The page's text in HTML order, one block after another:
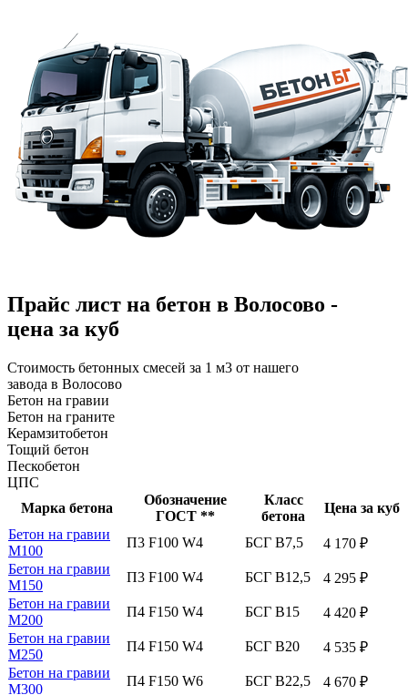
Прайс лист на бетон в Волосово -
цена за куб
Стоимость бетонных смесей за 1 м3 от нашего
завода в Волосово
Бетон на гравии
Бетон на граните
Керамзитобетон
Тощий бетон
Пескобетон
ЦПС
Марка бетона
Обозначение
ГОСТ **
Класс
бетона
Цена за куб
Бетон на гравии
М100
П3 F100 W4 БСГ В7,5
4 170 ₽
Бетон на гравии
М150
П3 F100 W4 БСГ В12,5
4 295 ₽
Бетон на гравии
М200
П4 F150 W4 БСГ В15
4 420 ₽
Бетон на гравии
М250
П4 F150 W4 БСГ В20
4 535 ₽
Бетон на гравии
М300
П4 F150 W6 БСГ В22,5 4 670 ₽